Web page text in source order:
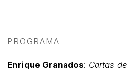
PROGRAMA
Enrique Granados: Cartas de